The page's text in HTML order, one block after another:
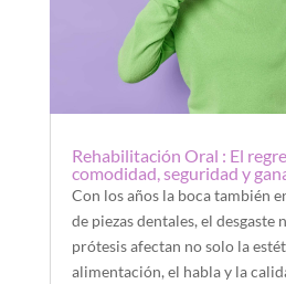
Rehabilitación Oral : El
comodidad, seguridad y
Con los años la boca también
de piezas dentales, el desgaste
prótesis afectan no solo la
alimentación, el habla y la